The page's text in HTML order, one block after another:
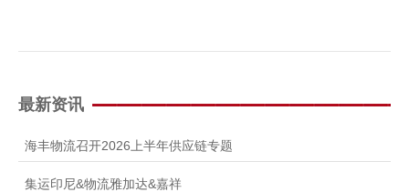
最新资讯
海丰物流召开2026上半年供应链专题
集运印尼&物流雅加达&嘉祥